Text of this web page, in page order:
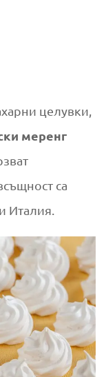
целувки,
меренг
са
Италия.